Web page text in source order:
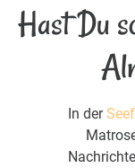
Hast Du
In der